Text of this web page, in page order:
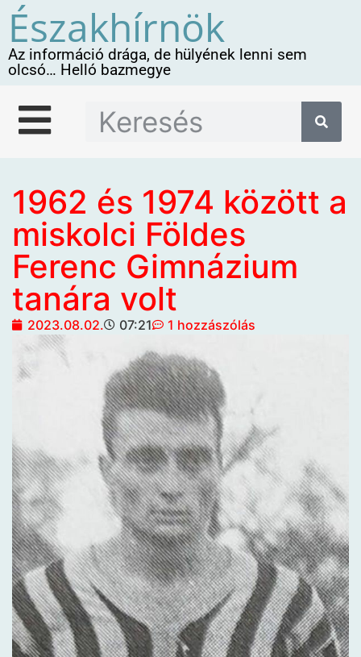
Északhírnök
Az információ drága, de hülyének lenni sem
olcsó… Helló bazmegye
1962 és 1974 között a
miskolci Földes
Ferenc Gimnázium
tanára volt
2023.08.02. 07:21 1 hozzászólás